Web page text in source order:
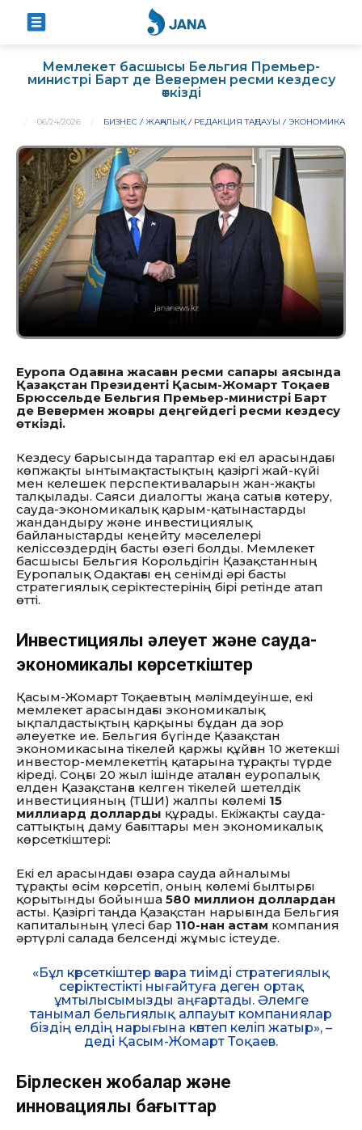
Мемлекет басшысы Бельгия Премьер-
министрі Барт де Вевермен ресми кездесу
өткізді
06/24/2026 БИЗНЕС ЖАҢАЛЫҚ РЕДАКЦИЯ ТАҢДАУЫ ЭКОНОМИКА
Еуропа Одағына жасаған ресми сапары аясында
Қазақстан Президенті Қасым-Жомарт Тоқаев
Брюссельде Бельгия Премьер-министрі Барт
де Вевермен жоғары деңгейдегі ресми кездесу
өткізді.
Кездесу барысында тараптар екі ел арасындағы
көпжақты ынтымақтастықтың қазіргі жай-күйі
мен келешек перспективаларын жан-жақты
талқылады. Саяси диалогты жаңа сатыға көтеру,
сауда-экономикалық қарым-қатынастарды
жандандыру және инвестициялық
байланыстарды кеңейту мәселелері
келіссөздердің басты өзегі болды. Мемлекет
басшысы Бельгия Корольдігін Қазақстанның
Еуропалық Одақтағы ең сенімді әрі басты
стратегиялық серіктестерінің бірі ретінде атап
өтті.
Инвестициялық әлеует және сауда-
экономикалық көрсеткіштер
Қасым-Жомарт Тоқаевтың мәлімдеуінше, екі
мемлекет арасындағы экономикалық
ықпалдастықтың қарқыны бұдан да зор
әлеуетке ие. Бельгия бүгінде Қазақстан
экономикасына тікелей қаржы құйған 10 жетекші
инвестор-мемлекеттің қатарына тұрақты түрде
кіреді. Соңғы 20 жыл ішінде аталған еуропалық
елден Қазақстанға келген тікелей шетелдік
инвестицияның (ТШИ) жалпы көлемі 15
миллиард долларды құрады. Екіжақты сауда-
саттықтың даму бағыттары мен экономикалық
көрсеткіштері:
Екі ел арасындағы өзара сауда айналымы
тұрақты өсім көрсетіп, оның көлемі былтырғы
қорытынды бойынша 580 миллион доллардан
асты. Қазіргі таңда Қазақстан нарығында Бельгия
капиталының үлесі бар 110-нан астам компания
әртүрлі салада белсенді жұмыс істеуде.
«Бұл көрсеткіштер өзара тиімді стратегиялық
серіктестікті нығайтуға деген ортақ
ұмтылысымызды аңғартады. Әлемге
танымал бельгиялық алпауыт компаниялар
біздің елдің нарығына көптеп келіп жатыр», –
деді Қасым-Жомарт Тоқаев.
Бірлескен жобалар және
инновациялық бағыттар